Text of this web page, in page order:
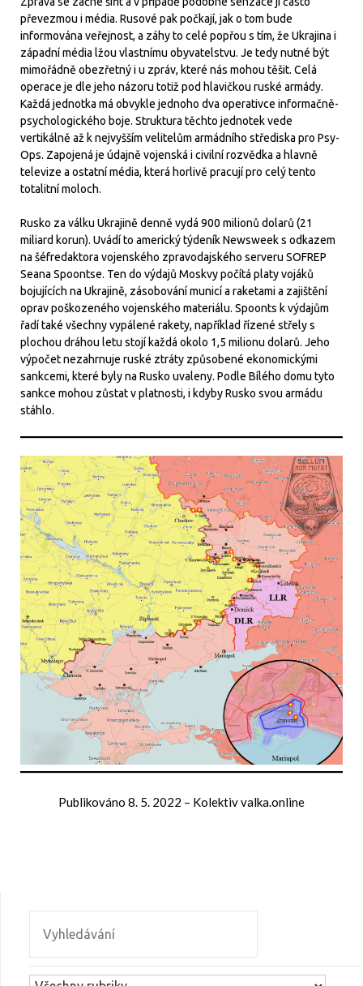
převezmou i média. Rusové pak počkají, jak o tom bude
informována veřejnost, a záhy to celé popřou s tím, že Ukrajina i
západní média lžou vlastnímu obyvatelstvu. Je tedy nutné být
mimořádně obezřetný i u zpráv, které nás mohou těšit. Celá
operace je dle jeho názoru totiž pod hlavičkou ruské armády.
Každá jednotka má obvykle jednoho dva operativce informačně-
psychologického boje. Struktura těchto jednotek vede
vertikálně až k nejvyšším velitelům armádního střediska pro Psy-
Ops. Zapojená je údajně vojenská i civilní rozvědka a hlavně
televize a ostatní média, která horlivě pracují pro celý tento
totalitní moloch.
Rusko za válku Ukrajině denně vydá 900 milionů dolarů (21
miliard korun). Uvádí to americký týdeník Newsweek s odkazem
na šéfredaktora vojenského zpravodajského serveru SOFREP
Seana Spoontse. Ten do výdajů Moskvy počítá platy vojáků
bojujících na Ukrajině, zásobování municí a raketami a zajištění
oprav poškozeného vojenského materiálu. Spoonts k výdajům
řadí také všechny vypálené rakety, například řízené střely s
plochou dráhou letu stojí každá okolo 1,5 milionu dolarů. Jeho
výpočet nezahrnuje ruské ztráty způsobené ekonomickými
sankcemi, které byly na Rusko uvaleny. Podle Bílého domu tyto
sankce mohou zůstat v platnosti, i kdyby Rusko svou armádu
stáhlo.
Publikováno 8. 5. 2022 – Kolektiv valka.online